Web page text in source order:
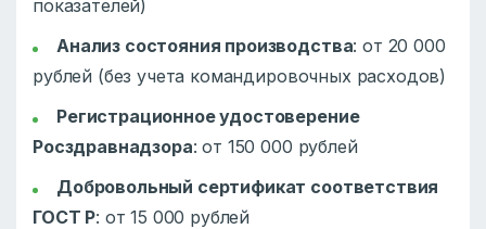
показателей)
Анализ состояния производства: от 20 000
рублей (без учета командировочных расходов)
Регистрационное удостоверение
Росздравнадзора: от 150 000 рублей
Добровольный сертификат соответствия
ГОСТ Р: от 15 000 рублей